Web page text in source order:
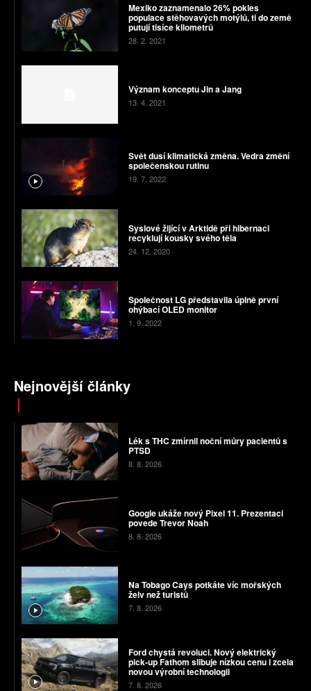
Mexiko zaznamenalo 26% pokles
populace stěhovavých motýlů, ti do země
putují tisíce kilometrů
28. 2. 2021
Význam konceptu Jin a Jang
13. 4. 2021
Svět dusí klimatická změna. Vedra změní
společenskou rutinu
19. 7. 2022
Syslové žijící v Arktidě při hibernaci
recyklují kousky svého těla
24. 12. 2020
Společnost LG představila úplně první
ohýbací OLED monitor
1. 9. 2022
Nejnovější články
Lék s THC zmírnil noční můry pacientů s
PTSD
8. 8. 2026
Google ukáže nový Pixel 11. Prezentaci
povede Trevor Noah
8. 8. 2026
Na Tobago Cays potkáte víc mořských
želv než turistů
7. 8. 2026
Ford chystá revoluci. Nový elektrický
pick-up Fathom slibuje nízkou cenu i zcela
novou výrobní technologii
7. 8. 2026